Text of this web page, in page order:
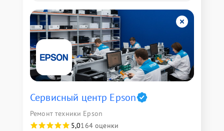
Сервисный центр Epson
Ремонт техники Epson
5,0164 оценки